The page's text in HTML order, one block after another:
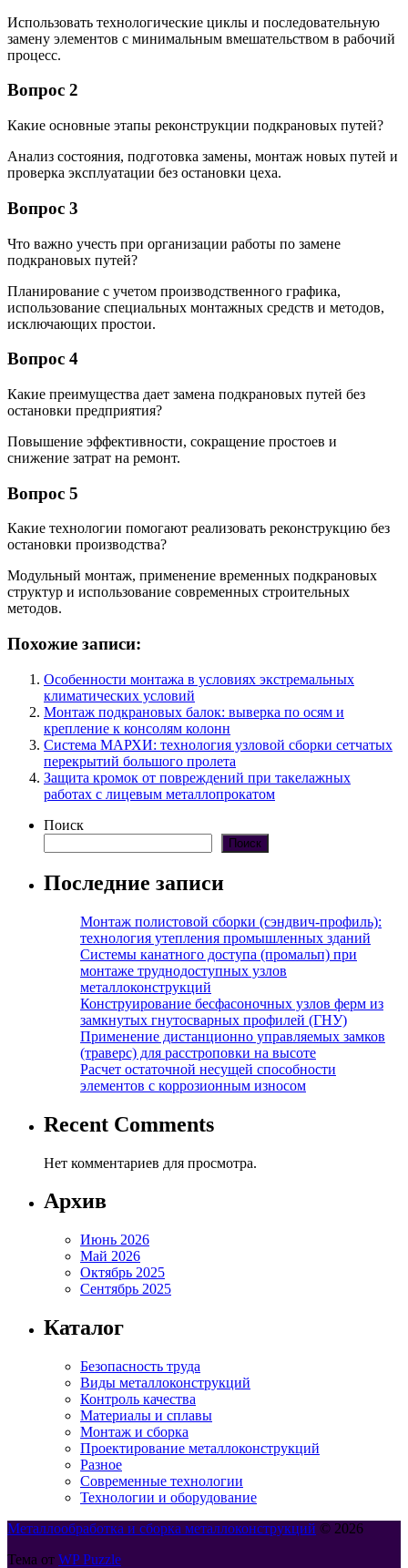
Использовать технологические циклы и последовательную
замену элементов с минимальным вмешательством в рабочий
процесс.
Вопрос 2
Какие основные этапы реконструкции подкрановых путей?
Анализ состояния, подготовка замены, монтаж новых путей и
проверка эксплуатации без остановки цеха.
Вопрос 3
Что важно учесть при организации работы по замене
подкрановых путей?
Планирование с учетом производственного графика,
использование специальных монтажных средств и методов,
исключающих простои.
Вопрос 4
Какие преимущества дает замена подкрановых путей без
остановки предприятия?
Повышение эффективности, сокращение простоев и
снижение затрат на ремонт.
Вопрос 5
Какие технологии помогают реализовать реконструкцию без
остановки производства?
Модульный монтаж, применение временных подкрановых
структур и использование современных строительных
методов.
Похожие записи:
Особенности монтажа в условиях экстремальных
климатических условий
Монтаж подкрановых балок: выверка по осям и
крепление к консолям колонн
Система МАРХИ: технология узловой сборки сетчатых
перекрытий большого пролета
Защита кромок от повреждений при такелажных
работах с лицевым металлопрокатом
Поиск
Поиск
Последние записи
Монтаж полистовой сборки (сэндвич-профиль):
технология утепления промышленных зданий
Системы канатного доступа (промальп) при
монтаже труднодоступных узлов
металлоконструкций
Конструирование бесфасоночных узлов ферм из
замкнутых гнутосварных профилей (ГНУ)
Применение дистанционно управляемых замков
(траверс) для расстроповки на высоте
Расчет остаточной несущей способности
элементов с коррозионным износом
Recent Comments
Нет комментариев для просмотра.
Архив
Июнь 2026
Май 2026
Октябрь 2025
Сентябрь 2025
Каталог
Безопасность труда
Виды металлоконструкций
Контроль качества
Материалы и сплавы
Монтаж и сборка
Проектирование металлоконструкций
Разное
Современные технологии
Технологии и оборудование
Металлообработка и сборка металлоконструкций © 2026
Тема от WP Puzzle